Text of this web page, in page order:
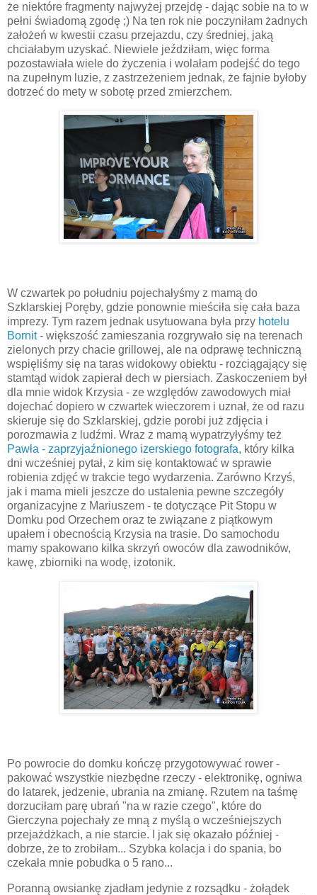
że niektóre fragmenty najwyżej przejdę - dając sobie na to w
pełni świadomą zgodę ;) Na ten rok nie poczyniłam żadnych
założeń w kwestii czasu przejazdu, czy średniej, jaką
chciałabym uzyskać. Niewiele jeździłam, więc forma
pozostawiała wiele do życzenia i wolałam podejść do tego
na zupełnym luzie, z zastrzeżeniem jednak, że fajnie byłoby
dotrzeć do mety w sobotę przed zmierzchem.
W czwartek po południu pojechałyśmy z mamą do
Szklarskiej Poręby, gdzie ponownie mieściła się cała baza
imprezy. Tym razem jednak usytuowana była przy hotelu
Bornit- większość zamieszania rozgrywało się na terenach
zielonych przy chacie grillowej, ale na odprawę techniczną
wspięliśmy się na taras widokowy obiektu - rozciągający się
stamtąd widok zapierał dech w piersiach. Zaskoczeniem był
dla mnie widok Krzysia - ze względów zawodowych miał
dojechać dopiero w czwartek wieczorem i uznał, że od razu
skieruje się do Szklarskiej, gdzie porobi już zdjęcia i
porozmawia z ludźmi. Wraz z mamą wypatrzyłyśmy też
Pawła - zaprzyjaźnionego izerskiego fotografa, który kilka
dni wcześniej pytał, z kim się kontaktować w sprawie
robienia zdjęć w trakcie tego wydarzenia. Zarówno Krzyś,
jak i mama mieli jeszcze do ustalenia pewne szczegóły
organizacyjne z Mariuszem - te dotyczące Pit Stopu w
Domku pod Orzechem oraz te związane z piątkowym
upałem i obecnością Krzysia na trasie. Do samochodu
mamy spakowano kilka skrzyń owoców dla zawodników,
kawę, zbiorniki na wodę, izotonik.
Po powrocie do domku kończę przygotowywać rower -
pakować wszystkie niezbędne rzeczy - elektronikę, ogniwa
do latarek, jedzenie, ubrania na zmianę. Rzutem na taśmę
dorzuciłam parę ubrań "na w razie czego", które do
Gierczyna pojechały ze mną z myślą o wcześniejszych
przejażdżkach, a nie starcie. I jak się okazało później -
dobrze, że to zrobiłam... Szybka kolacja i do spania, bo
czekała mnie pobudka o 5 rano...
Poranną owsiankę zjadłam jedynie z rozsądku - żołądek